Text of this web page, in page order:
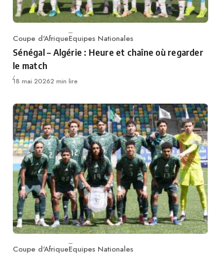
Category
Coupe d'AfriqueEquipes Nationales
Sénégal – Algérie : Heure et chaîne où regarder
le match
Publié
18 mai 20262 min lire
Category
Coupe d'AfriqueEquipes Nationales